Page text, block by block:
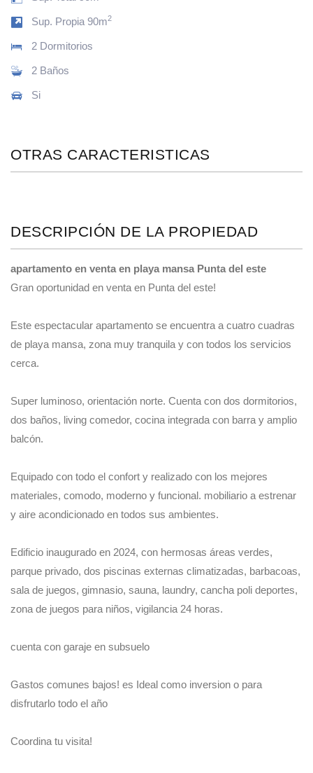
Sup. Propia 90m2
2 Dormitorios
2 Baños
Si
OTRAS CARACTERISTICAS
DESCRIPCIÓN DE LA PROPIEDAD
apartamento en venta en playa mansa Punta del este
Gran oportunidad en venta en Punta del este!
Este espectacular apartamento se encuentra a cuatro cuadras
de playa mansa, zona muy tranquila y con todos los servicios
cerca.
Super luminoso, orientación norte. Cuenta con dos dormitorios,
dos baños, living comedor, cocina integrada con barra y amplio
balcón.
Equipado con todo el confort y realizado con los mejores
materiales, comodo, moderno y funcional. mobiliario a estrenar
y aire acondicionado en todos sus ambientes.
Edificio inaugurado en 2024, con hermosas áreas verdes,
parque privado, dos piscinas externas climatizadas, barbacoas,
sala de juegos, gimnasio, sauna, laundry, cancha poli deportes,
zona de juegos para niños, vigilancia 24 horas.
cuenta con garaje en subsuelo
Gastos comunes bajos! es Ideal como inversion o para
disfrutarlo todo el año
Coordina tu visita!